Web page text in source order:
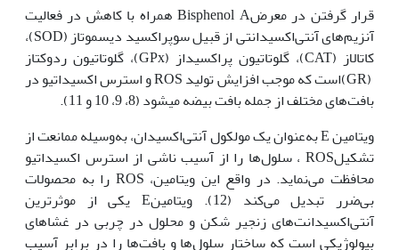
قرار گرفتن در معرضBisphenol A همراه با کاهش در فعالیت
آنزیم‌های آنتی‌اکسیدانتی از قبیل سوپراکسید دیسموتاز (SOD)،
کاتالاز (CAT)، گلوتاتیون پراکسیداز (GPx)، گلوتاتیون ردوکتاز
(GR)است که موجب افزایش تولید ROS و استرس اکسیداتیو در
بافت‌های مختلف از جمله بافت بیضه می‏شود (8، 9، 10 و 11).
ویتامین E به‌عنوان یک مولکول آنتی‌اکسیدان، به‌وسیله ممانعت از
تشکیلROS ، سلول‌ها را از آسیب ناشی از استرس اکسیداتیو
محافظت می‌نماید. در واقع این ویتامین، ROS را به محصولات
بی‌ضرر تبدیل می‌کند (12). ویتامینE یکی از موثرترین
آنتی‌اکسیدانت‌های زنجیر شکن و محلول در چربی در غشاهای
بیولوژیکی است که ساختار سلول‌ها و بافت‌ها را در برابر آسیب‌